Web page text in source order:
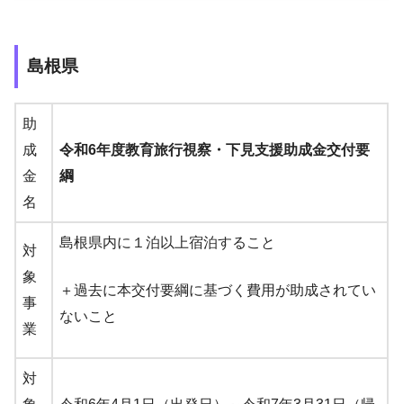
島根県
助
成
金
名
令和6年度教育旅行視察・下見支援助成金交付要
綱
対
象
事
業
島根県内に１泊以上宿泊すること
＋過去に本交付要綱に基づく費用が助成されてい
ないこと
対